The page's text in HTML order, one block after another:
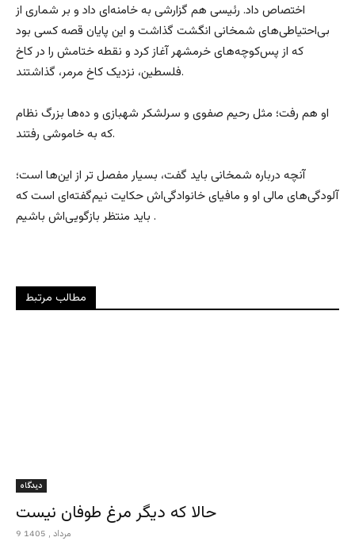
اختصاص داد. رئیسی هم گزارشی به خامنه‌ای داد و بر شماری از
بی‌احتیاطی‌های شمخانی انگشت گذاشت و این پایان قصه کسی بود
که از پس‌کوچه‌های خرمشهر آغاز کرد و نقطه ختامش را در کاخ
فلسطین، نزدیک کاخ مرمر، گذاشتند.
او هم رفت؛ مثل رحیم صفوی و سرلشکر شهبازی و ده‌ها بزرگ نظام
که به خاموشی رفتند.
آنچه درباره شمخانی باید گفت، بسیار مفصل تر از این‌ها است؛
آلودگی‌های مالی او و مافیای خانوادگی‌اش حکایت نیم‌گفته‌ای است که
باید منتظر بازگویی‌اش باشیم .
مطالب مرتبط
دیدگاه
حالا که دیگر مرغ طوفان نیست
9 مرداد , 1405